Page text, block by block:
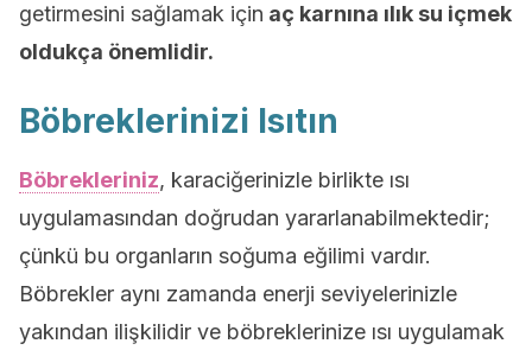
getirmesini sağlamak için aç karnına ılık su içmek
oldukça önemlidir.
Böbreklerinizi Isıtın
Böbrekleriniz, karaciğerinizle birlikte ısı
uygulamasından doğrudan yararlanabilmektedir;
çünkü bu organların soğuma eğilimi vardır.
Böbrekler aynı zamanda enerji seviyelerinizle
yakından ilişkilidir ve böbreklerinize ısı uygulamak